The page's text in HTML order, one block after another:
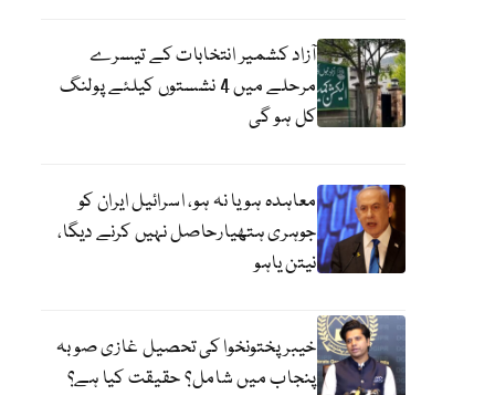
آزاد کشمیر انتخابات کے تیسرے
مرحلے میں 4 نشستوں کیلئے پولنگ
کل ہو گی
معاہدہ ہو یا نہ ہو، اسرائیل ایران کو
جوہری ہتھیارحاصل نہیں کرنے دیگا،
نیتن یاہو
خیبر پختونخوا کی تحصیل غازی صوبہ
پنجاب میں شامل؟ حقیقت کیا ہے؟